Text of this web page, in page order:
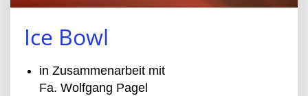
Ice Bowl
in Zusammenarbeit mit
Fa. Wolfgang Pagel